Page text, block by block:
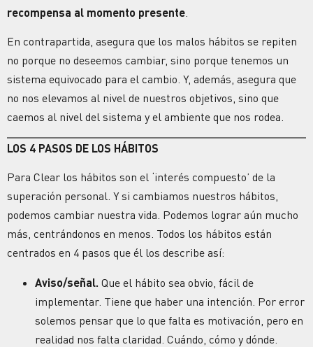
recompensa al momento presente
En contrapartida, asegura que los malos hábitos se repiten
no porque no deseemos cambiar, sino porque tenemos un
sistema equivocado para el cambio. Y, además, asegura que
no nos elevamos al nivel de nuestros objetivos, sino que
caemos al nivel del sistema y el ambiente que nos rodea.
LOS 4 PASOS DE LOS HÁBITOS
Para Clear los hábitos son el ‘interés compuesto’ de la
superación personal. Y si cambiamos nuestros hábitos,
podemos cambiar nuestra vida. Podemos lograr aún mucho
más, centrándonos en menos. Todos los hábitos están
centrados en 4 pasos que él los describe así:
Aviso/señal. Que el hábito sea obvio, fácil de
implementar. Tiene que haber una intención. Por error
solemos pensar que lo que falta es motivación, pero en
realidad nos falta claridad. Cuándo, cómo y dónde.